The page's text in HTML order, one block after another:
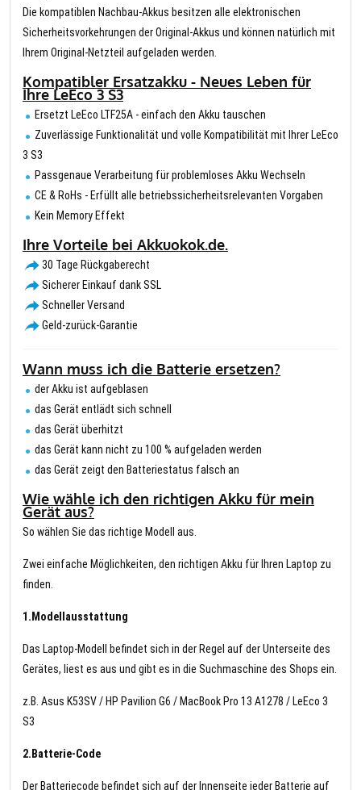
Die kompatiblen Nachbau-Akkus besitzen alle elektronischen
Sicherheitsvorkehrungen der Original-Akkus und können natürlich mit
Ihrem Original-Netzteil aufgeladen werden.
Kompatibler Ersatzakku - Neues Leben für
Ihre LeEco 3 S3
Ersetzt LeEco LTF25A - einfach den Akku tauschen
Zuverlässige Funktionalität und volle Kompatibilität mit Ihrer LeEco
3 S3
Passgenaue Verarbeitung für problemloses Akku Wechseln
CE & RoHs - Erfüllt alle betriebssicherheitsrelevanten Vorgaben
Kein Memory Effekt
Ihre Vorteile bei Akkuokok.de.
30 Tage Rückgaberecht
Sicherer Einkauf dank SSL
Schneller Versand
Geld-zurück-Garantie
Wann muss ich die Batterie ersetzen?
der Akku ist aufgeblasen
das Gerät entlädt sich schnell
das Gerät überhitzt
das Gerät kann nicht zu 100 % aufgeladen werden
das Gerät zeigt den Batteriestatus falsch an
Wie wähle ich den richtigen Akku für mein
Gerät aus?
So wählen Sie das richtige Modell aus.
Zwei einfache Möglichkeiten, den richtigen Akku für Ihren Laptop zu
finden.
1.Modellausstattung
Das Laptop-Modell befindet sich in der Regel auf der Unterseite des
Gerätes, liest es aus und gibt es in die Suchmaschine des Shops ein.
z.B. Asus K53SV / HP Pavilion G6 / MacBook Pro 13 A1278 / LeEco 3
S3
2.Batterie-Code
Der Batteriecode befindet sich auf der Innenseite jeder Batterie auf